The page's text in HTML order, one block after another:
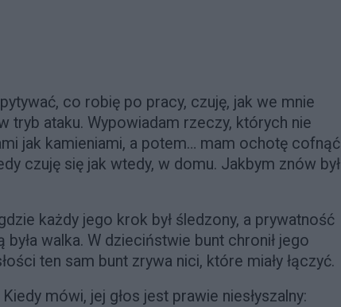
co robię po pracy, czuję, jak we mnie
tryb ataku. Wypowiadam rzeczy, których nie
jak kamieniami, a potem… mam ochotę cofnąć
czuję się jak wtedy, w domu. Jakbym znów był
każdy jego krok był śledzony, a prywatność
była walka. W dzieciństwie bunt chronił jego
ten sam bunt zrywa nici, które miały łączyć.
Kiedy mówi, jej głos jest prawie niesłyszalny: